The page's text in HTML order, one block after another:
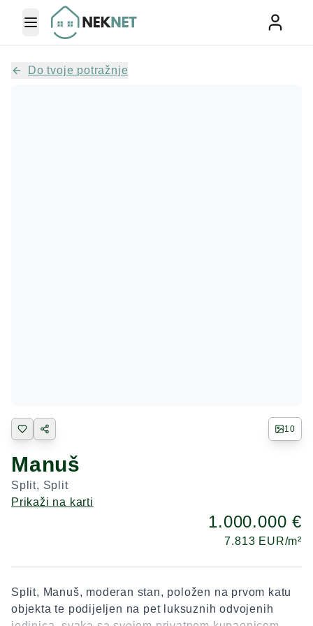
Toggle Menu
Do tvoje potražnje
10
Manuš
Split, Split
Prikaži na karti
1.000.000 €
7.813 EUR/m²
Split, Manuš, moderan stan, položen na prvom katu
objekta te podijeljen na pet luksuznih odvojenih